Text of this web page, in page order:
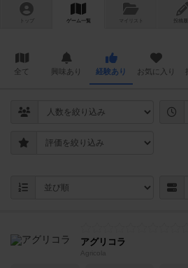
ゲーム一覧
全て 興味あり 経験あり お気に入り
アグリコラ
Agricola